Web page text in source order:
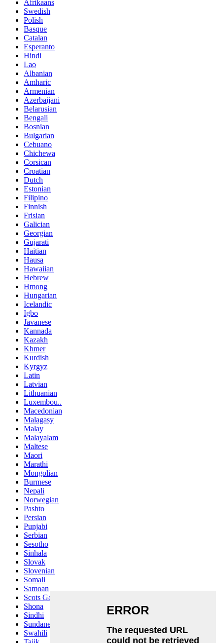
Afrikaans
Swedish
Polish
Basque
Catalan
Esperanto
Hindi
Lao
Albanian
Amharic
Armenian
Azerbaijani
Belarusian
Bengali
Bosnian
Bulgarian
Cebuano
Chichewa
Corsican
Croatian
Dutch
Estonian
Filipino
Finnish
Frisian
Galician
Georgian
Gujarati
Haitian
Hausa
Hawaiian
Hebrew
Hmong
Hungarian
Icelandic
Igbo
Javanese
Kannada
Kazakh
Khmer
Kurdish
Kyrgyz
Latin
Latvian
Lithuanian
Luxembou..
Macedonian
Malagasy
Malay
Malayalam
Maltese
Maori
Marathi
Mongolian
Burmese
Nepali
Norwegian
Pashto
Persian
Punjabi
Serbian
Sesotho
Sinhala
Slovak
Slovenian
Somali
Samoan
Scots Gaelic
Shona
Sindhi
Sundanese
Swahili